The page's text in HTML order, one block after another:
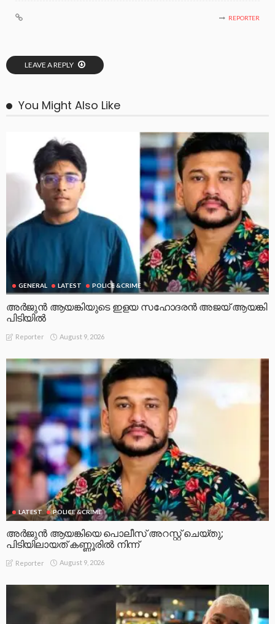
REPORTER
LEAVE A REPLY
You Might Also Like
GENERAL LATEST POLICE &CRIME
അർജുൻ ആയങ്കിയുടെ ഇളയ സഹോദരൻ അജയ് ആയങ്കി
പിടിയിൽ
Reporter August 9, 2026
LATEST POLICE &CRIME
അർജുൻ ആയങ്കിയെ പൊലീസ് അറസ്റ്റ് ചെയ്‌തു;
പിടിയിലായത് കണ്ണൂരിൽ നിന്ന്
Reporter August 9, 2026